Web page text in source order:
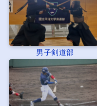
男子剣道部